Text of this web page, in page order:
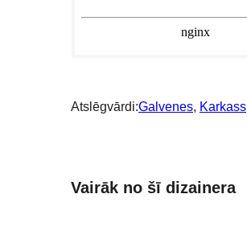
Atslēgvārdi:Galvenes, Karkass
Vairāk no šī dizainera